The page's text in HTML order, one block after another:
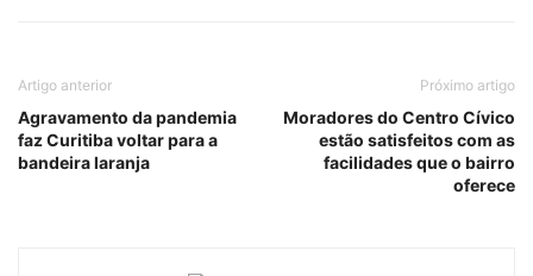
Artigo anterior
Agravamento da pandemia
faz Curitiba voltar para a
bandeira laranja
Próximo artigo
Moradores do Centro Cívico
estão satisfeitos com as
facilidades que o bairro
oferece